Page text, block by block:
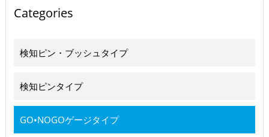
Categories
検知ピン・ブッシュタイプ
検知ピンタイプ
GO•NOGOゲージタイプ